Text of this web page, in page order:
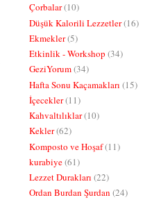
Çorbalar(10)
Düşük Kalorili Lezzetler(16)
Ekmekler(5)
Etkinlik - Workshop (34)
GeziYorum(34)
Hafta Sonu Kaçamakları (15)
İçecekler(11)
Kahvaltılıklar(10)
Kekler(62)
Komposto ve Hoşaf(11)
kurabiye(61)
Lezzet Durakları (22)
Ordan Burdan Şurdan (24)